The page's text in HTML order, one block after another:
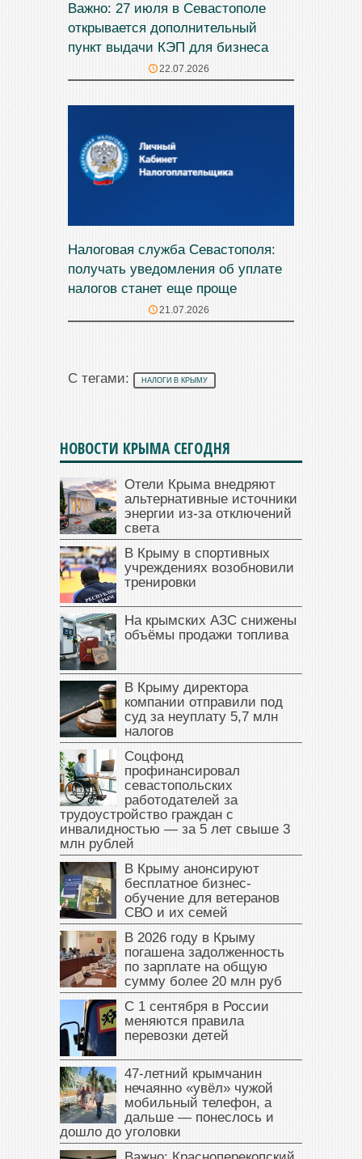
Важно: 27 июля в Севастополе
открывается дополнительный
пункт выдачи КЭП для бизнеса
22.07.2026
Налоговая служба Севастополя:
получать уведомления об уплате
налогов станет еще проще
21.07.2026
С тегами: НАЛОГИ В КРЫМУ
НОВОСТИ КРЫМА СЕГОДНЯ
Отели Крыма внедряют
альтернативные источники
энергии из-за отключений
света
В Крыму в спортивных
учреждениях возобновили
тренировки
На крымских АЗС снижены
объёмы продажи топлива
В Крыму директора
компании отправили под
суд за неуплату 5,7 млн
налогов
Соцфонд
профинансировал
севастопольских
работодателей за
трудоустройство граждан с
инвалидностью — за 5 лет свыше 3
млн рублей
В Крыму анонсируют
бесплатное бизнес-
обучение для ветеранов
СВО и их семей
В 2026 году в Крыму
погашена задолженность
по зарплате на общую
сумму более 20 млн руб
С 1 сентября в России
меняются правила
перевозки детей
47‑летний крымчанин
нечаянно «увёл» чужой
мобильный телефон, а
дальше — понеслось и
дошло до уголовки